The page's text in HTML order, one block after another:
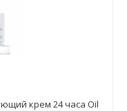
крем 24 часа Oil